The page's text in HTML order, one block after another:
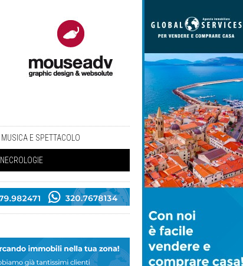
MUSICA E SPETTACOLO
NECROLOGIE